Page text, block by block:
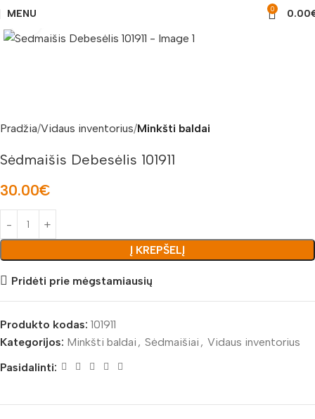
MENU 0 0.00
Pradžia Vidaus inventorius Minkšti baldai
Sėdmaišis Debesėlis 101911
30.00€
Į KREPŠELĮ
Pridėti prie mėgstamiausių
Produkto kodas: 101911
Kategorijos: Minkšti baldai , Sėdmaišiai , Vidaus inventorius
Pasidalinti: